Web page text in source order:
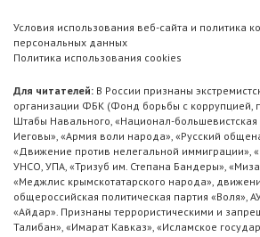
Условия использования веб-сайта и политика
персональных данных
Политика использования cookies
Для читателей: В России признаны
организации ФБК (Фонд борьбы с коррупцией,
Штабы Навального, «Национал-большевистская
Иеговы», «Армия воли народа», «Русский
«Движение против нелегальной иммиграции»,
УНСО, УПА, «Тризуб им. Степана Бандеры»,
«Меджлис крымскотатарского народа»,
общероссийская политическая партия «Воля»,
«Айдар». Признаны террористическими и
Талибан», «Имарат Кавказ», «Исламское